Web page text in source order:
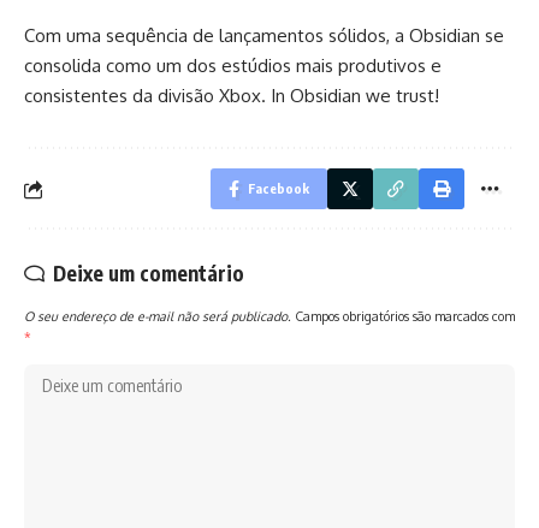
Com uma sequência de lançamentos sólidos, a Obsidian se
consolida como um dos estúdios mais produtivos e
consistentes da divisão Xbox. In Obsidian we trust!
Facebook
Deixe um comentário
O seu endereço de e-mail não será publicado. Campos obrigatórios são marcados com
*